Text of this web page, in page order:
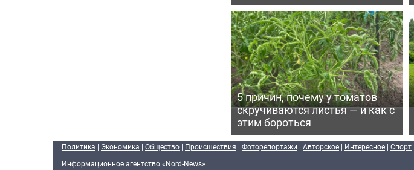
5 причин, почему у томатов
скручиваются листья — и как с
этим бороться
Политика | Экономика | Общество | Происшествия | Фоторепортажи | Авторское | Интересное | Спорт
Информационное агентство «Nord-News»